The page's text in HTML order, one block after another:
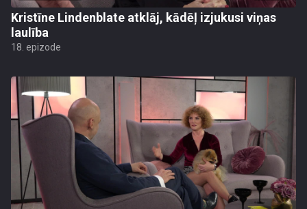
Kristīne Lindenblate atklāj, kādēļ izjukusi viņas
laulība
18. epizode